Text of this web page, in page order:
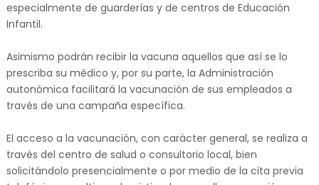
especialmente de guarderías y de centros de Educación
Infantil.
Asimismo podrán recibir la vacuna aquellos que así se lo
prescriba su médico y, por su parte, la Administración
autonómica facilitará la vacunación de sus empleados a
través de una campaña específica.
El acceso a la vacunación, con carácter general, se realiza a
través del centro de salud o consultorio local, bien
solicitándolo presencialmente o por medio de la cita previa